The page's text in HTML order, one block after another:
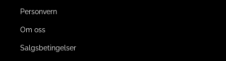
Personvern
Om oss
Salgsbetingelser